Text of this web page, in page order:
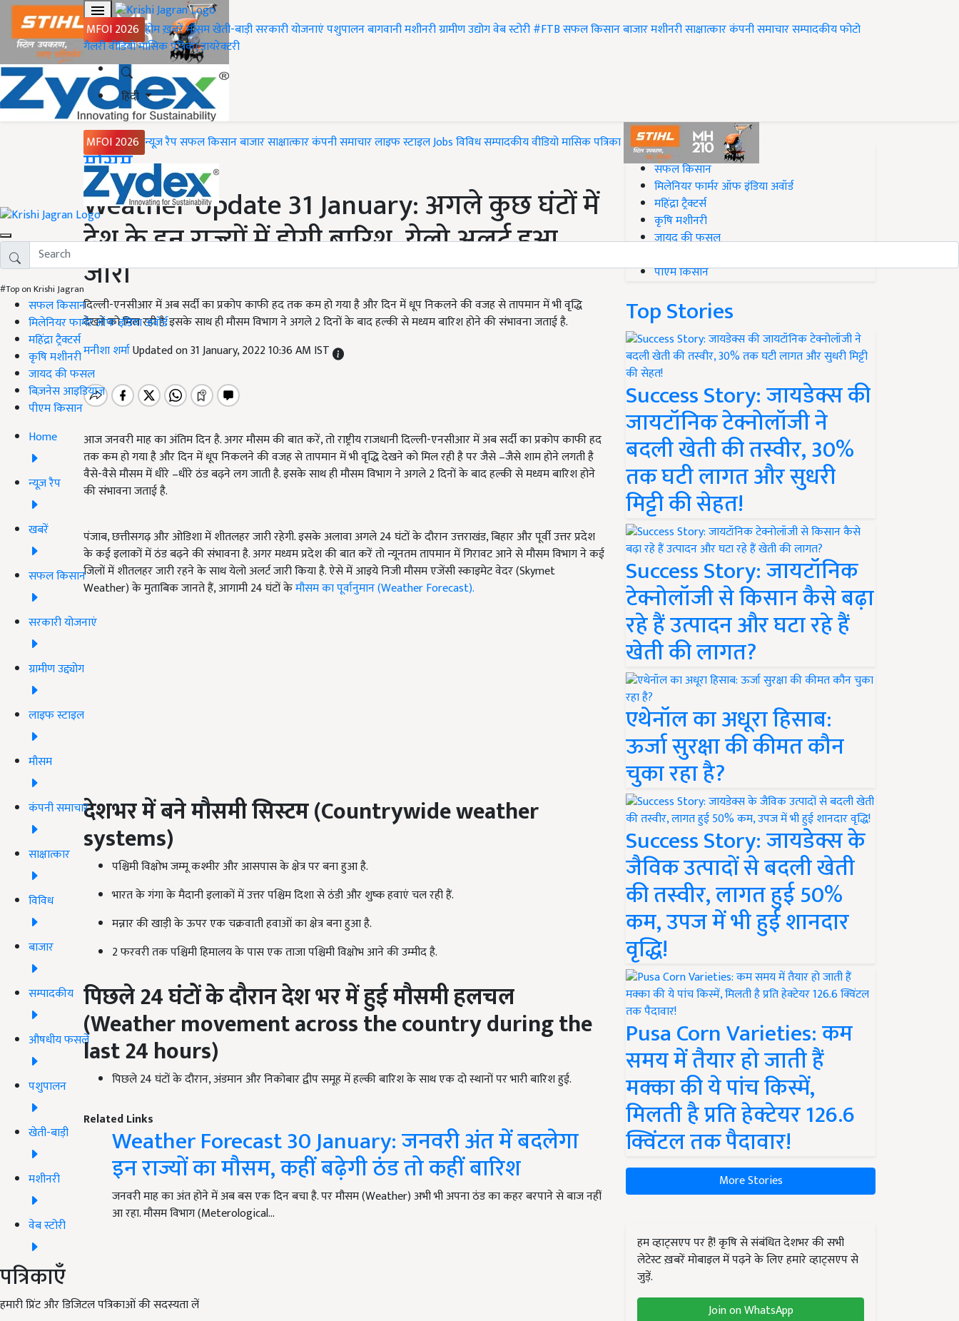
MFOI 2026 होमख़बरेंमौसमखेती-बाड़ीसरकारी योजनाएंपशुपालनबागवानीमशीनरीग्रामीण उद्योगवेब स्टोरी#FTBसफल किसानबाजारमशीनरीसाक्षात्कारकंपनी समाचारसम्पादकीयफोटो
गैलरीवीडियोमासिक पत्रिकाडायरेक्टरी
हिंदी
MFOI 2026 न्यूज़ रैपसफल किसानबाजारसाक्षात्कारकंपनी समाचारलाइफ स्टाइलJobsविविधसम्पादकीयवीडियोमासिक पत्रिका
#Top on Krishi Jagran
सफल किसान
मिलेनियर फार्मर ऑफ इंडिया अवॉर्ड
महिंद्रा ट्रैक्टर्स
कृषि मशीनरी
जायद की फसल
बिज़नेस आइडियाज
पीएम किसान
Home
न्यूज़ रैप
खबरें
सफल किसान
सरकारी योजनाएं
ग्रामीण उद्द्योग
लाइफ स्टाइल
मौसम
कंपनी समाचार
साक्षात्कार
विविध
बाजार
सम्पादकीय
औषधीय फसलें
पशुपालन
खेती-बाड़ी
मशीनरी
वेब स्टोरी
पत्रिकाएँ
हमारी प्रिंट और डिजिटल पत्रिकाओं की सदस्यता लें
Home
मौसम
Weather Update 31 January: अगले कुछ घंटों में
देश के इन राज्यों में होगी बारिश, येलो अलर्ट हुआ
जारी
दिल्ली-एनसीआर में अब सर्दी का प्रकोप काफी हद तक कम हो गया है और दिन में धूप निकलने की वजह से तापमान में भी वृद्धि
देखने को मिल रही है. इसके साथ ही मौसम विभाग ने अगले 2 दिनों के बाद हल्की से मध्यम बारिश होने की संभावना जताई है.
मनीशा शर्माUpdated on 31 January, 2022 10:36 AM IST
आज जनवरी माह का अंतिम दिन है. अगर मौसम की बात करें, तो राष्ट्रीय राजधानी दिल्ली-एनसीआर में अब सर्दी का प्रकोप काफी हद
तक कम हो गया है और दिन में धूप निकलने की वजह से तापमान में भी वृद्धि देखने को मिल रही है पर जैसे –जैसे शाम होने लगती है
वैसे-वैसे मौसम में धीरे –धीरे ठंड बढ़ने लग जाती है. इसके साथ ही मौसम विभाग ने अगले 2 दिनों के बाद हल्की से मध्यम बारिश होने
की संभावना जताई है.
पंजाब, छत्तीसगढ़ और ओडिशा में शीतलहर जारी रहेगी. इसके अलावा अगले 24 घंटों के दौरान उत्तराखंड, बिहार और पूर्वी उत्तर प्रदेश
के कई इलाकों में ठंड बढ़ने की संभावना है. अगर मध्यम प्रदेश की बात करें तो न्यूनतम तापमान में गिरावट आने से मौसम विभाग ने कई
जिलों में शीतलहर जारी रहने के साथ येलो अलर्ट जारी किया है. ऐसे में आइये निजी मौसम एजेंसी स्काइमेट वेदर (Skymet
Weather) के मुताबिक जानते हैं, आगामी 24 घंटों केमौसम का पूर्वानुमान (Weather Forecast).
देशभर में बने मौसमी सिस्टम (Countrywide weather
systems)
पश्चिमी विक्षोभ जम्मू कश्मीर और आसपास के क्षेत्र पर बना हुआ है.
भारत के गंगा के मैदानी इलाकों में उत्तर पश्चिम दिशा से ठंडी और शुष्क हवाएं चल रही हैं.
मन्नार की खाड़ी के ऊपर एक चक्रवाती हवाओं का क्षेत्र बना हुआ है.
2 फरवरी तक पश्चिमी हिमालय के पास एक ताजा पश्चिमी विक्षोभ आने की उम्मीद है.
पिछले24घंटों के दौरान देश भर में हुई मौसमी हलचल
(Weather movement across the country during the
last 24 hours)
पिछले 24 घंटों के दौरान, अंडमान और निकोबार द्वीप समूह में हल्की बारिश के साथ एक दो स्थानों पर भारी बारिश हुई.
Related Links
Weather Forecast 30 January: जनवरी अंत में बदलेगा
इन राज्यों का मौसम, कहीं बढ़ेगी ठंड तो कहीं बारिश
जनवरी माह का अंत होने में अब बस एक दिन बचा है. पर मौसम (Weather) अभी भी अपना ठंड का कहर बरपाने से बाज नहीं
आ रहा. मौसम विभाग (Meterological…
#Top on Krishi Jagran
सफल किसान
मिलेनियर फार्मर ऑफ इंडिया अवॉर्ड
महिंद्रा ट्रैक्टर्स
कृषि मशीनरी
जायद की फसल
पीएम किसान
Top Stories
Success Story: जायडेक्स की
जायटॉनिक टेक्नोलॉजी ने
बदली खेती की तस्वीर, 30%
तक घटी लागत और सुधरी
मिट्टी की सेहत!
Success Story: जायटॉनिक
टेक्नोलॉजी से किसान कैसे बढ़ा
रहे हैं उत्पादन और घटा रहे हैं
खेती की लागत?
एथेनॉल का अधूरा हिसाब:
ऊर्जा सुरक्षा की कीमत कौन
चुका रहा है?
Success Story: जायडेक्स के
जैविक उत्पादों से बदली खेती
की तस्वीर, लागत हुई 50%
कम, उपज में भी हुई शानदार
वृद्धि!
Pusa Corn Varieties: कम
समय में तैयार हो जाती हैं
मक्का की ये पांच किस्में,
मिलती है प्रति हेक्टेयर 126.6
क्विंटल तक पैदावार!
More Stories
हम व्हाट्सएप पर हैं! कृषि से संबंधित देशभर की सभी
लेटेस्ट ख़बरें मोबाइल में पढ़ने के लिए हमारे व्हाट्सएप से
जुड़ें.
Join on WhatsApp